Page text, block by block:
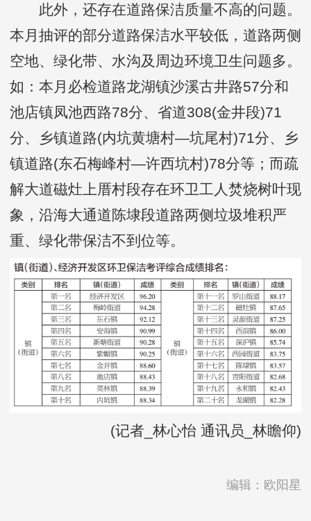
此外，还存在道路保洁质量不高的问题。
本月抽评的部分道路保洁水平较低，道路两侧
空地、绿化带、水沟及周边环境卫生问题多。
如：本月必检道路龙湖镇沙溪古井路57分和
池店镇凤池西路78分、省道308(金井段)71
分、乡镇道路(内坑黄塘村—坑尾村)71分、乡
镇道路(东石梅峰村—许西坑村)78分等；而疏
解大道磁灶上厝村段存在环卫工人焚烧树叶现
象，沿海大通道陈埭段道路两侧垃圾堆积严
重、绿化带保洁不到位等。
(记者_林心怡 通讯员_林瞻仰)
编辑：欧阳星